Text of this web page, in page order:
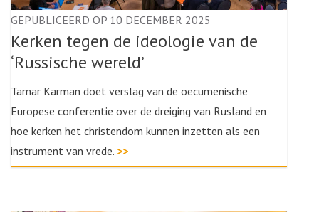
GEPUBLICEERD OP 10 DECEMBER 2025
Kerken tegen de ideologie van de
‘Russische wereld’
Tamar Karman doet verslag van de oecumenische
Europese conferentie over de dreiging van Rusland en
hoe kerken het christendom kunnen inzetten als een
instrument van vrede. >>